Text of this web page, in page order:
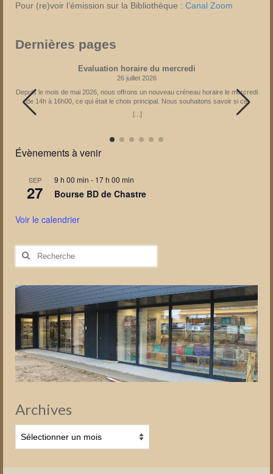
Pour (re)voir l’émission sur la Bibliothèque : Canal Zoom
Dernières pages
Evaluation horaire du mercredi
26 juillet 2026
Depuis le mois de mai 2026, nous offrons un nouveau créneau horaire le mercredi
de 14h à 16h00, ce qui était le choix principal. Nous souhaitons savoir si ce
créneau reste le meilleur pour vous. En fonction des réponses obtenues, l’horaire
pourrait être adapté à partir de janvier 2027. Il vous est donc possible d’exprimer
[...]
Évènements à venir
SEP
27
9 h 00 min - 17 h 00 min
Bourse BD de Chastre
Voir le calendrier
Rechercher
:
Archives